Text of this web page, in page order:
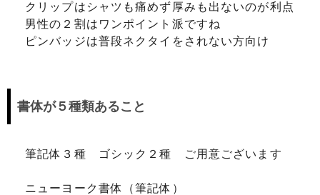
クリップはシャツも痛めず厚みも出ないのが利点
男性の２割はワンポイント派ですね
ピンバッジは普段ネクタイをされない方向け
書体が５種類あること
筆記体３種 ゴシック２種 ご用意ございます
ニューヨーク書体（筆記体）